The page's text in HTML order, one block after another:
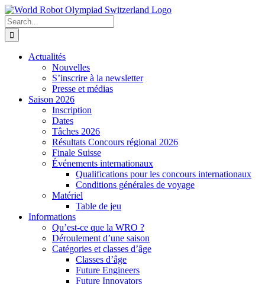
Skip
to
content
Search
for:
Actualités
Nouvelles
S’inscrire à la newsletter
Presse et médias
Saison 2026
Inscription
Dates
Tâches 2026
Résultats Concours régional 2026
Finale Suisse
Événements internationaux
Qualifications pour les concours internationaux
Conditions générales de voyage
Matériel
Table de jeu
Informations
Qu’est-ce que la WRO ?
Déroulement d’une saison
Catégories et classes d’âge
Classes d’âge
Future Engineers
Future Innovators